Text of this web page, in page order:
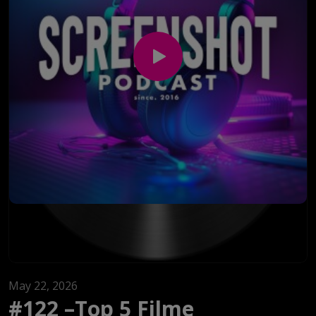
auf AfD-Veranstaltungen und rechten Demos
unterwegs ist.
Im großen Gaming-Teil dreht sich vieles um 007 First
Light. Thema sind die Stärken von IO Interactive, die
Nähe und die Unterschiede zu Hitman, das
beeindruckend inszenierte Tutorial, das Schachhotel
als erste große Mission, Q-Lab, Fahrsequenzen,
Leveldesign und die Frage, warum sich das Spiel für
manche eher wie ein filmisches Story-Abenteuer im
Stil von Uncharted oder Mafia anfühlt. Gleichzeitig
Außerdem geht es um das starke Gamingjahr, GTA als
#122 –Top 5 Filme
May 22, 2026